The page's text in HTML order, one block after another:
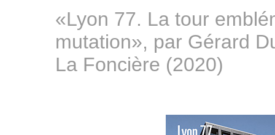
«Lyon 77. La tour
mutation», par Gérard
La Foncière (2020)